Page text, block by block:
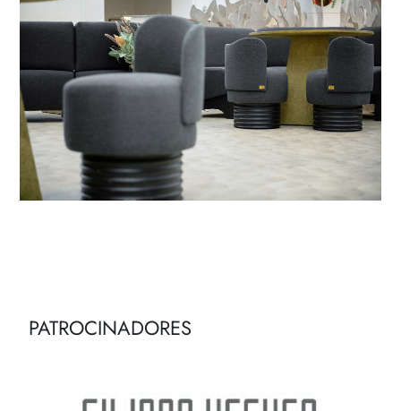
PATROCINADORES